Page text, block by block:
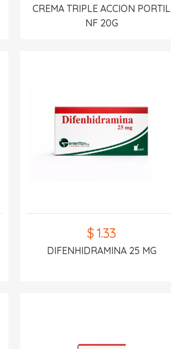
CREMA TRIPLE ACCION PORTIL
NF 20G
$ 1.33
DIFENHIDRAMINA 25 MG